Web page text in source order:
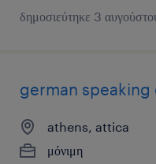
δημοσιεύτηκε 3
german
athens, attica
μόνιμη